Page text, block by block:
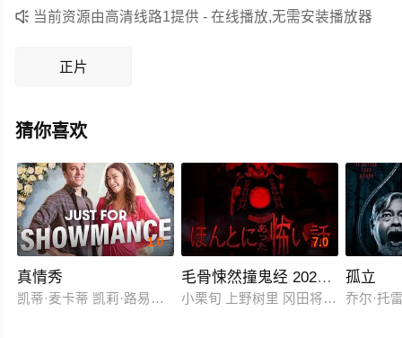
年，他漂泊无依，虽遇良伴组建新家，却始终被思乡之苦
他飞奔回乡，与百岁母亲相认，这份迟到71年的承诺，终
在生命尽头圆满。
剧情紧凑，角色塑造鲜明，适合喜欢剧情类电影的观众观
 当前资源由高清线路1提供 - 在线播放,无需安装播放器
正片
猜你喜欢
1.0
真情秀
凯蒂·麦卡蒂 凯莉·路易丝·普特雷罗 劳拉·弗兰纳里
7.0
毛骨悚然撞鬼经 2025夏季特别篇
小栗旬 上野树里 冈田将生 佐藤健
孤立
乔尔·托